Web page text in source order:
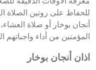
للحفاظ على روتين الصلاة
أنجان بوخار أو صلاة
المؤمنين من أداء واجباتهم
اذان أنجان بوخار